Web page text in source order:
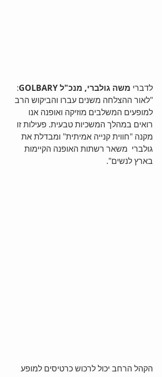
לדברי משה גולברי, מנכ"ל GOLBARY
:
"לאור ההצלחה משנים עברו והביקוש הרב
למופעים המשלבים מוזיקה ואופנה אנו
רואים במהלך המשכיות טבעית. פעילות זו
מקנה "חווית קנייה אמיתית" ומבדלת את
גולברי  משאר רשתות האופנה הקיימות
בארץ לנשים".
הקהל הרחב יכול לרכוש כרטיסים למופע